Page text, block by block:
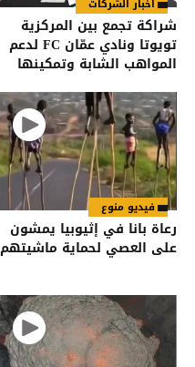
شراكة تجمع بين المركزية
تويوتا ونادي عمّان FC لدعم
المواهب الشابة وتمكينها
الرياضية
فيديو منوع
رعاة بانا في إثيوبيا يمشون
على العصي لحماية ماشيتهم